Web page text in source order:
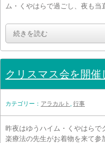
ム・くやはらで過ごし、夜も当
続きを読む
クリスマス会を開
カテゴリー： アラカルト , 行事
昨夜はゆうハイム・くやはら
楽療法の先生がお着物を来て